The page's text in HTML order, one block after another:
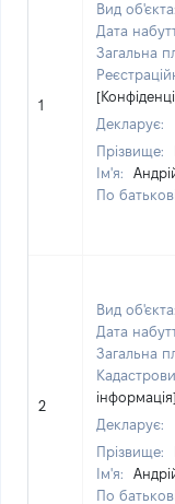
1
Вид об'єкта:
Дата
Загальна
Декларує:
Прізвище:
Ім'я:
По
2
Вид об'єкта:
Дата
Загальна
інформація]
Декларує:
Прізвище:
Ім'я:
По